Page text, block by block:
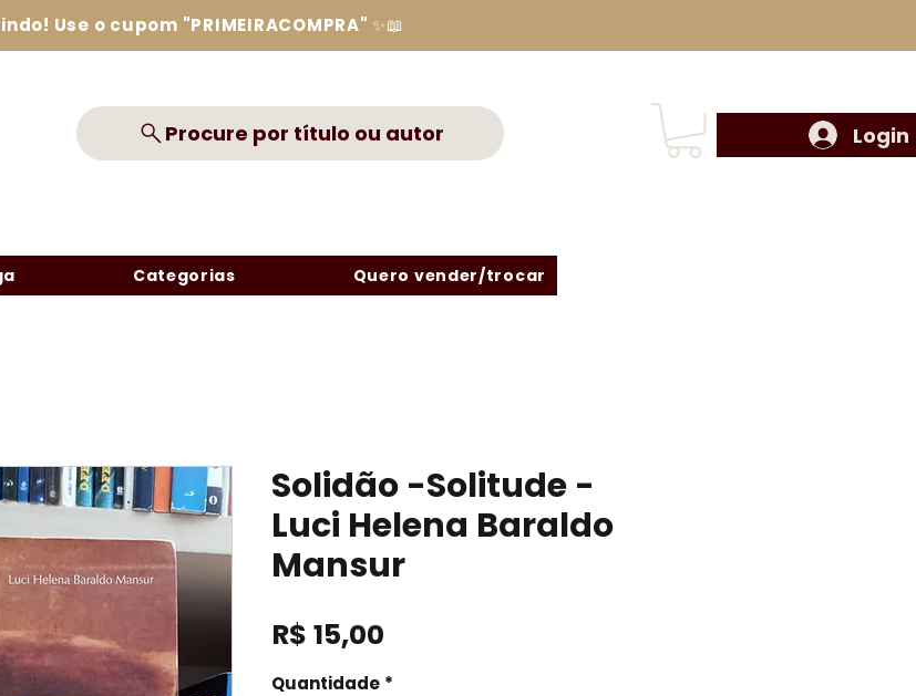
Use o cupom "PRIMEIRACOMPRA" ✨📖
Procure por título ou autor
Categorias Quero vender/trocar
Login
Solidão -Solitude -
Luci Helena Baraldo
Mansur
R$ 15,00
Quantidade *